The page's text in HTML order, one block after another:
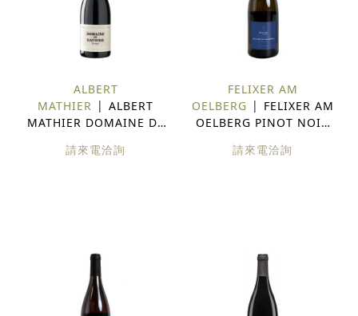
ALBERT
MATHIER
ALBERT
MATHIER DOMAINE DE
請來電洽詢
FELIXER AM
OELBERG
FELIXER AM
OELBERG PINOT NOIR
請來電洽詢